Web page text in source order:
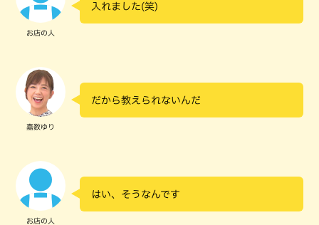
お店の人
入れました(笑)
嘉数ゆり
だから教えられないんだ
お店の人
はい、そうなんです